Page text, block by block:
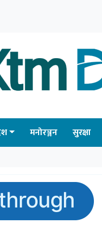
मनोरञ्जन सुरक्षा